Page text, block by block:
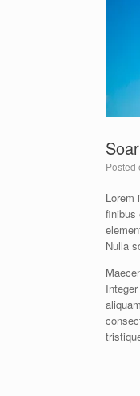
Posted
Lorem
finibus
Nulla